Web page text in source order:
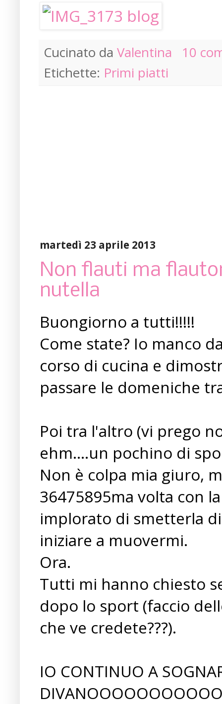
Cucinato da Valentina
10
Etichette: Primi piatti
martedì 23 aprile 2013
Non flauti ma
nutella
Buongiorno a tutti!!!!!
Come state? Io manco
corso di cucina e
passare le domeniche
Poi tra l'altro (vi prego
ehm....un pochino di
Non è colpa mia giuro,
36475895ma volta con
implorato di smetterla
iniziare a muovermi.
Ora.
Tutti mi hanno chiesto
dopo lo sport (faccio
che ve credete???).
IO CONTINUO A